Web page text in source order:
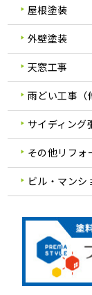
屋根塗装
外壁塗装
天窓工事
雨どい工事（
サイディング
その他リフォ
ビル・マンシ